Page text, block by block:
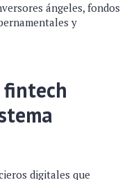
ángeles, fondos
y
fintech
digitales que